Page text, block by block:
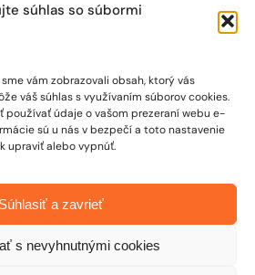
súhlas so súbormi
vám zobrazovali obsah, ktorý vás
váš súhlas s využívaním súborov cookies.
údaje o vašom prezeraní webu e-
sú u nás v bezpečí a toto nastavenie
upraviť alebo vypnúť.
Súhlasiť a zavrieť
s nevyhnutnými cookies